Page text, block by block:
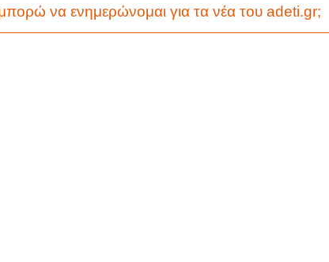
να ενημερώνομαι για τα νέα του adeti.gr;